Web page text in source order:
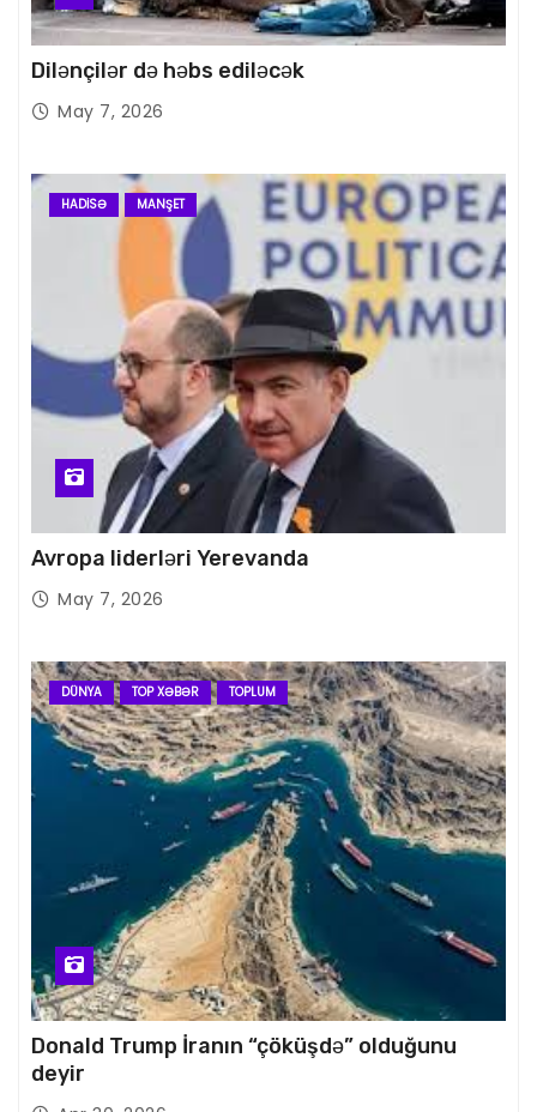
Dilənçilər də həbs ediləcək
May 7, 2026
HADISƏ MANŞET
Avropa liderləri Yerevanda
May 7, 2026
DÜNYA TOP XƏBƏR TOPLUM
Donald Trump İranın “çöküşdə” olduğunu
deyir